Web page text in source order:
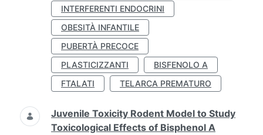
INTERFERENTI ENDOCRINI
OBESITÀ INFANTILE
PUBERTÀ PRECOCE
PLASTICIZZANTI
BISFENOLO A
FTALATI
TELARCA PREMATURO
Juvenile Toxicity Rodent Model to Study
Toxicological Effects of Bisphenol A